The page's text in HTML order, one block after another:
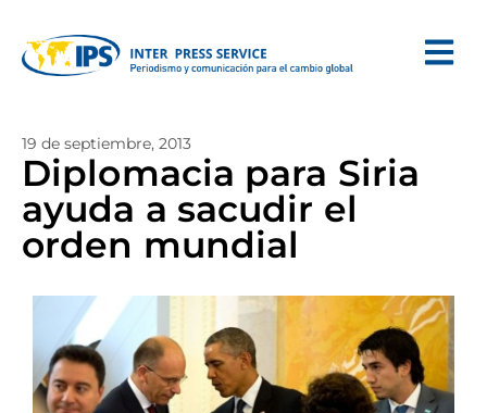
19 de septiembre, 2013
Diplomacia para Siria
ayuda a sacudir el
orden mundial